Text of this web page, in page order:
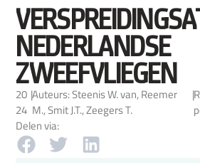
NEDERLANDSE
ZWEEFVLIEGEN
20
24
|Auteurs: Steenis W. van, Reemer
M., Smit J.T., Zeegers T.
|
Delen via: